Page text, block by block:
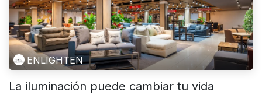
ENLIGHTEN
La iluminación puede cambiar tu vida